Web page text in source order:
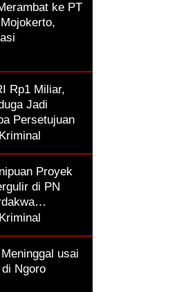
ke PT
Rp1 Miliar,
Jadi
Persetujuan
Proyek
di PN
usai
Ngoro